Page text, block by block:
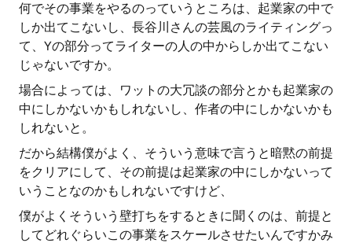
何でその事業をやるのっていうところは、起業家の中で
しか出てこないし、長谷川さんの芸風のライティングっ
て、Yの部分ってライターの人の中からしか出てこない
じゃないですか。
場合によっては、ワットの大冗談の部分とかも起業家の
中にしかないかもしれないし、作者の中にしかないかも
しれないと。
だから結構僕がよく、そういう意味で言うと暗黙の前提
をクリアにして、その前提は起業家の中にしかないって
いうことなのかもしれないですけど、
僕がよくそういう壁打ちをするときに聞くのは、前提と
してどれぐらいこの事業をスケールさせたいんですかみ